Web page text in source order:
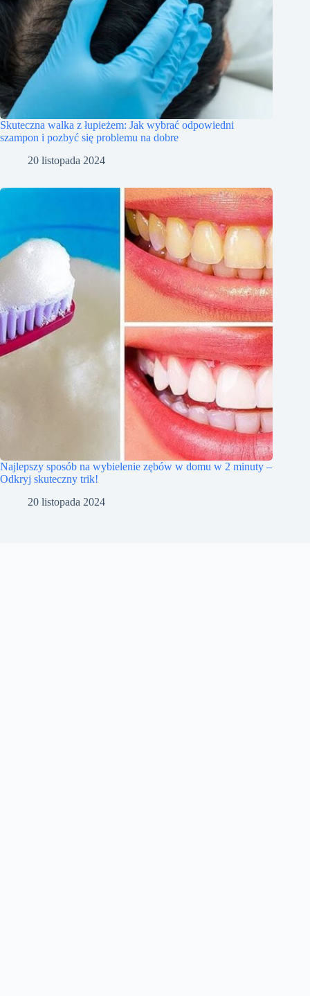
Skuteczna walka z łupieżem: Jak wybrać odpowiedni
szampon i pozbyć się problemu na dobre
20 listopada 2024
Najlepszy sposób na wybielenie zębów w domu w 2 minuty –
Odkryj skuteczny trik!
20 listopada 2024